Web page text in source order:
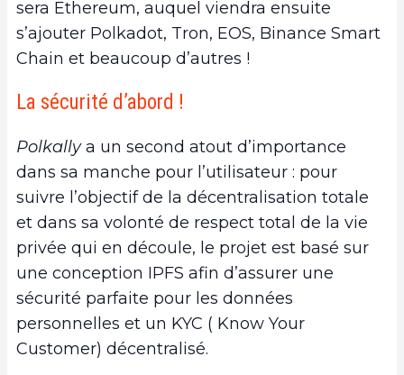
sera Ethereum, auquel viendra ensuite
s’ajouter Polkadot, Tron, EOS, Binance Smart
Chain et beaucoup d’autres !
La sécurité d’abord !
Polkallya un second atout d’importance
dans sa manche pour l’utilisateur : pour
suivre l’objectif de la décentralisation totale
et dans sa volonté de respect total de la vie
privée qui en découle, le projet est basé sur
une conception IPFS afin d’assurer une
sécurité parfaite pour les données
personnelles et un KYC ( Know Your
Customer) décentralisé.